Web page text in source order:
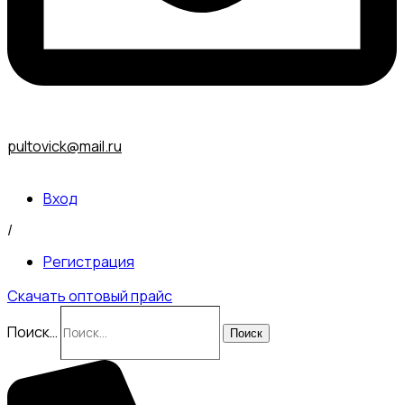
pultovick@mail.ru
Вход
/
Регистрация
Скачать оптовый прайс
Поиск…
Поиск